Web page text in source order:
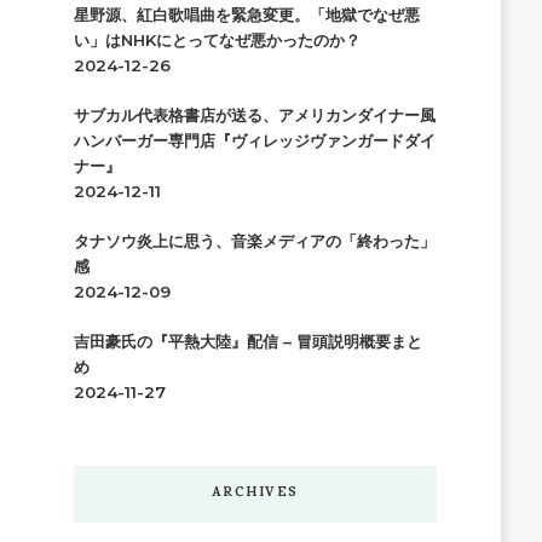
星野源、紅白歌唱曲を緊急変更。「地獄でなぜ悪
い」はNHKにとってなぜ悪かったのか？
2024-12-26
サブカル代表格書店が送る、アメリカンダイナー風
ハンバーガー専門店『ヴィレッジヴァンガードダイ
ナー』
2024-12-11
タナソウ炎上に思う、音楽メディアの「終わった」
感
2024-12-09
吉田豪氏の『平熱大陸』配信 – 冒頭説明概要まと
め
2024-11-27
ARCHIVES